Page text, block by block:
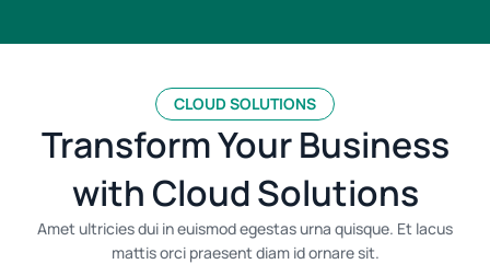
CLOUD SOLUTIONS
Transform Your Business
with Cloud Solutions
Amet ultricies dui in euismod egestas urna quisque. Et lacus
mattis orci praesent diam id ornare sit.